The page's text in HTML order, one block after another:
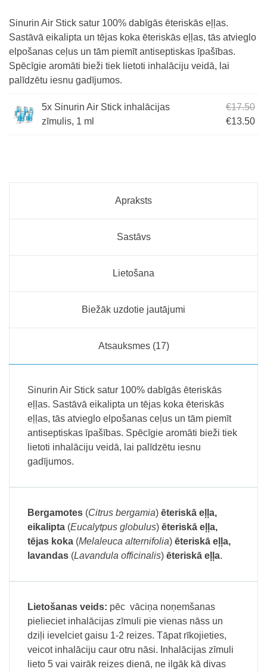
Sinurin Air Stick satur 100% dabīgās ēteriskās eļļas.
Sastāvā eikalipta un tējas koka ēteriskās eļļas, tās atvieglo
elpošanas ceļus un tām piemīt antiseptiskas īpašības.
Spēcīgie aromāti bieži tiek lietoti inhalāciju veidā, lai
palīdzētu iesnu gadījumos.
5x Sinurin Air Stick inhalācijas
zīmulis, 1 ml
€17.50
€13.50
Apraksts
Sastāvs
Lietošana
Biežāk uzdotie jautājumi
Atsauksmes (17)
Sinurin Air Stick satur 100% dabīgās ēteriskās
eļļas. Sastāvā eikalipta un tējas koka ēteriskās
eļļas, tās atvieglo elpošanas ceļus un tām piemīt
antiseptiskas īpašības. Spēcīgie aromāti bieži tiek
lietoti inhalāciju veidā, lai palīdzētu iesnu
gadījumos.
Bergamotes (Citrus bergamia) ēteriskā eļļa,
eikalipta (Eucalytpus globulus) ēteriskā eļļa,
tējas koka (Melaleuca alternifolia) ēteriskā eļļa,
lavandas (Lavandula officinalis) ēteriskā eļļa.
Lietošanas veids: pēc vāciņa noņemšanas
pielieciet inhalācijas zīmuli pie vienas nāss un
dziļi ievelciet gaisu 1-2 reizes. Tāpat rīkojieties,
veicot inhalāciju caur otru nāsi. Inhalācijas zīmuli
lieto 5 vai vairāk reizes dienā, ne ilgāk kā divas